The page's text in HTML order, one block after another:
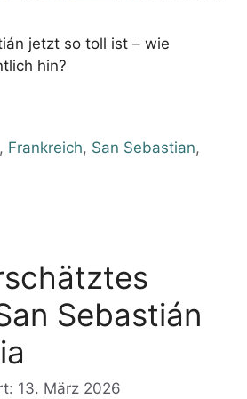
jetzt so toll ist – wie
hin?
, Frankreich, San Sebastian,
Sebastián
13. März 2026